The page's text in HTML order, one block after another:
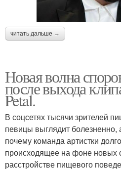
читать дальше →
Новая волна
после выхода
Petal.
В соцсетях тысячи зрителей
певицы выглядит
почему команда артистки
происходящее на фоне новых
расстройстве пищевого